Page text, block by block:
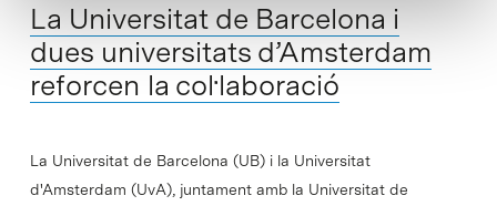
La Universitat de Barcelona i
dues universitats d’Amsterdam
reforcen la col·laboració
La Universitat de Barcelona (UB) i la Universitat
d'Amsterdam (UvA), juntament amb la Universitat de